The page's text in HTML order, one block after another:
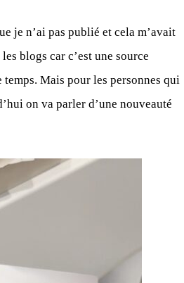
je n’ai pas publié et cela m’avait
blogs car c’est une source
Mais pour les personnes qui
on va parler d’une nouveauté